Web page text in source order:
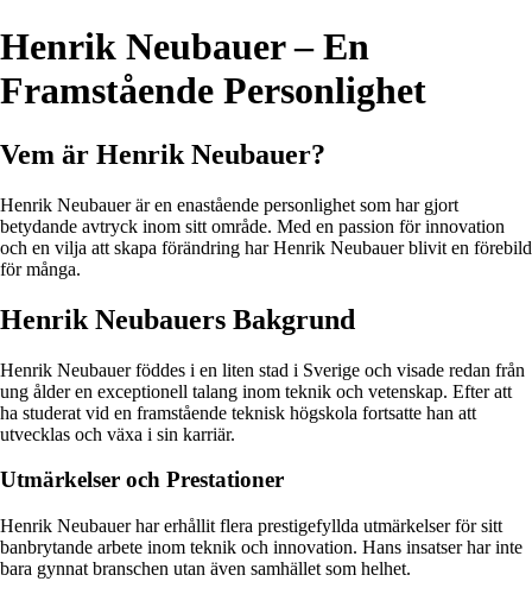
Henrik Neubauer – En
Framstående Personlighet
Vem är Henrik Neubauer?
Henrik Neubauer är en enastående personlighet som har gjort
betydande avtryck inom sitt område. Med en passion för innovation
och en vilja att skapa förändring har Henrik Neubauer blivit en förebild
för många.
Henrik Neubauers Bakgrund
Henrik Neubauer föddes i en liten stad i Sverige och visade redan från
ung ålder en exceptionell talang inom teknik och vetenskap. Efter att
ha studerat vid en framstående teknisk högskola fortsatte han att
utvecklas och växa i sin karriär.
Utmärkelser och Prestationer
Henrik Neubauer har erhållit flera prestigefyllda utmärkelser för sitt
banbrytande arbete inom teknik och innovation. Hans insatser har inte
bara gynnat branschen utan även samhället som helhet.